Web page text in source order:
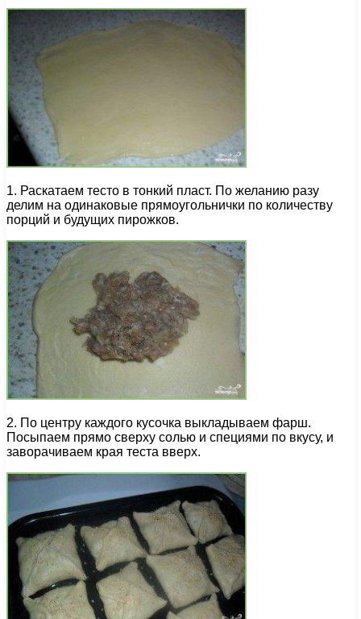
1. Раскатаем тесто в тонкий пласт. По желанию разу
делим на одинаковые прямоугольнички по количеству
порций и будущих пирожков.
2. По центру каждого кусочка выкладываем фарш.
Посыпаем прямо сверху солью и специями по вкусу, и
заворачиваем края теста вверх.